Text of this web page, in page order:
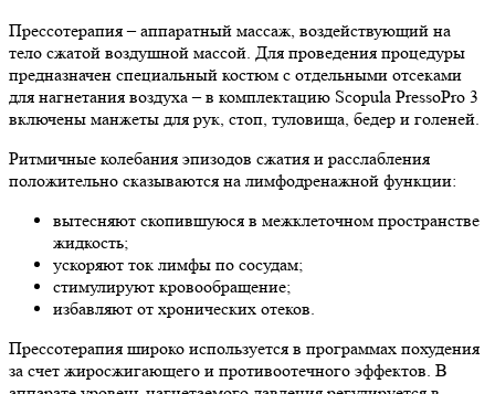
Прессотерапия – аппаратный массаж, воздействующий на
тело сжатой воздушной массой. Для проведения процедуры
предназначен специальный костюм с отдельными отсеками
для нагнетания воздуха – в комплектацию Scopula PressoPro 3
включены манжеты для рук, стоп, туловища, бедер и голеней.
Ритмичные колебания эпизодов сжатия и расслабления
положительно сказываются на лимфодренажной функции:
вытесняют скопившуюся в межклеточном пространстве
жидкость;
ускоряют ток лимфы по сосудам;
стимулируют кровообращение;
избавляют от хронических отеков.
Прессотерапия широко используется в программах похудения
за счет жиросжигающего и противоотечного эффектов. В